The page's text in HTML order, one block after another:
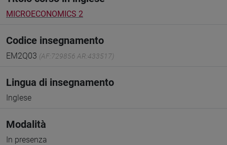
MICROECONOMICS 2
Codice insegnamento
EM2Q03 (AF:729856 AR:433517)
Lingua di insegnamento
Inglese
Modalità
In presenza